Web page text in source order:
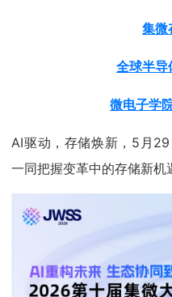
集微
全球半导
微电子学
AI驱动，存储焕新，5月
一同把握变革中的存储新机